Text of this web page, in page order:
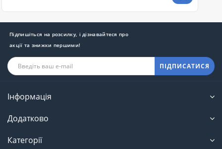
Підпишіться на розсилку, і дізнавайтеся про
акції та знижки першими!
ПІДПИСАТИСЯ
Інформація
Додатково
Категорії